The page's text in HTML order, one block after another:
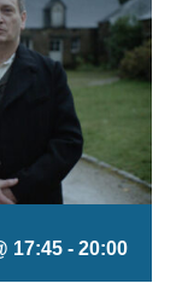
17:45 - 20:00